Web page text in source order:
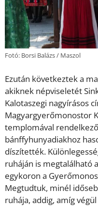
Fotó: Borsi Balázs / Maszol
Ezután következtek a
akiknek népviseletét
Kalotaszegi nagyírásos
Magyargyerőmonostor
templomával
bánffyhunyadiakhoz
díszítették.
ruháján is megtalálható
egykoron a
Megtudtuk, minél
ruhája, addig, amíg